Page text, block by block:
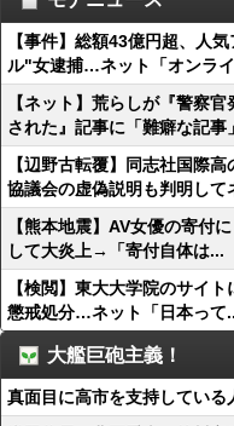
【事件】総額43億円超、人
ル"女逮捕…ネット「オンラ
【ネット】荒らしが『警察
された』記事に「難癖な記事
【辺野古転覆】同志社国際
協議会の虚偽説明も判明して
【熊本地震】AV女優の寄付
して大炎上→「寄付自体は...
【検閲】東大大学院のサイ
懲戒処分…ネット「日本って
大艦巨砲主義！
真面目に高市を支持している